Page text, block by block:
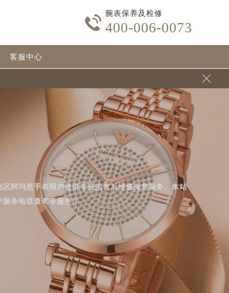

腕表保养及检修
400-006-0073
客服中心

阿玛尼手表用户提供专业的售后维修保养服务。本站
服务电话查询等服务！